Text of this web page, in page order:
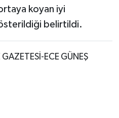
koyan iyi
belirtildi.
GAZETESİ-ECE GÜNEŞ